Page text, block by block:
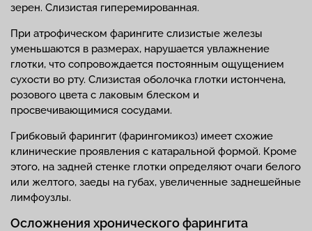
зерен. Слизистая гиперемированная.
При атрофическом фарингите слизистые железы
уменьшаются в размерах, нарушается увлажнение
глотки, что сопровождается постоянным ощущением
сухости во рту. Слизистая оболочка глотки истончена,
розового цвета с лаковым блеском и
просвечивающимися сосудами.
Грибковый фарингит (фарингомикоз) имеет схожие
клинические проявления с катаральной формой. Кроме
этого, на задней стенке глотки определяют очаги белого
или желтого, заеды на губах, увеличенные заднешейные
лимфоузлы.
Осложнения хронического фарингита